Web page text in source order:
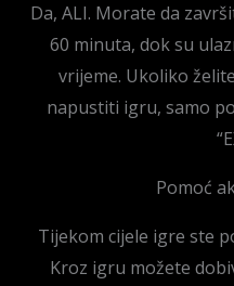
Da, ALI. Morate da
60 minuta, dok su
vrijeme. Ukoliko
napustiti igru, samo
Pomoć
Tijekom cijele igre ste
Kroz igru možete